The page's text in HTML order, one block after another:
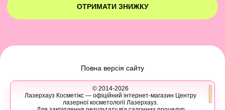
ОТРИМАТИ ЗНИЖКУ
Повна версія сайту
© 2014-2026
Лазерхауз Косметікс — офіційний інтернет-магазин Центру
лазерної косметології Лазерхауз.